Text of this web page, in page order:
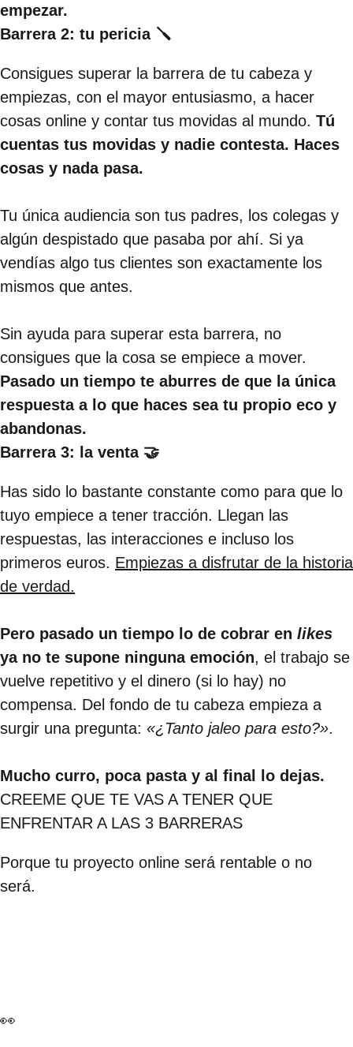
empezar.
Barrera 2: tu pericia 🪛
Consigues superar la barrera de tu cabeza y
empiezas, con el mayor entusiasmo, a hacer
cosas online y contar tus movidas al mundo. Tú
cuentas tus movidas y nadie contesta. Haces
cosas y nada pasa.
Tu única audiencia son tus padres, los colegas y
algún despistado que pasaba por ahí. Si ya
vendías algo tus clientes son exactamente los
mismos que antes.
Sin ayuda para superar esta barrera, no
consigues que la cosa se empiece a mover.
Pasado un tiempo te aburres de que la única
respuesta a lo que haces sea tu propio eco y
abandonas.
Barrera 3: la venta 🤝
Has sido lo bastante constante como para que lo
tuyo empiece a tener tracción. Llegan las
respuestas, las interacciones e incluso los
primeros euros. Empiezas a disfrutar de la historia
de verdad.
Pero pasado un tiempo lo de cobrar en likes
ya no te supone ninguna emoción, el trabajo se
vuelve repetitivo y el dinero (si lo hay) no
compensa. Del fondo de tu cabeza empieza a
surgir una pregunta: «¿Tanto jaleo para esto?».
Mucho curro, poca pasta y al final lo dejas.
CREEME QUE TE VAS A TENER QUE
ENFRENTAR A LAS 3 BARRERAS
Porque tu proyecto online será rentable o no
será.
👀